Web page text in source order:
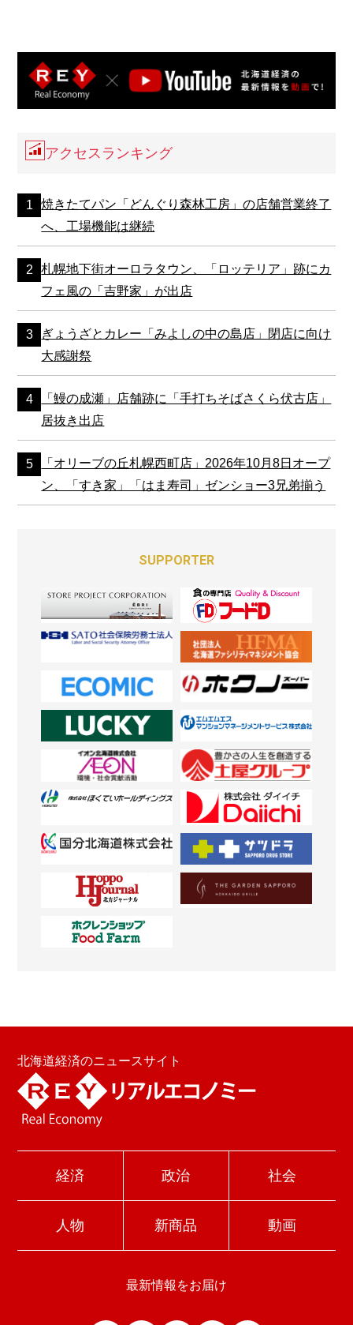
アクセスランキング
焼きたてパン「どんぐり森林工房」の店舗営業終了
へ、工場機能は継続
札幌地下街オーロラタウン、「ロッテリア」跡にカ
フェ風の「吉野家」が出店
ぎょうざとカレー「みよしの中の島店」閉店に向け
大感謝祭
「鰻の成瀬」店舗跡に「手打ちそばさくら伏古店」
居抜き出店
「オリーブの丘札幌西町店」2026年10月8日オープ
ン、「すき家」「はま寿司」ゼンショー3兄弟揃う
SUPPORTER
北海道経済のニュースサイト
経済 政治 社会
人物 新商品 動画
最新情報をお届け